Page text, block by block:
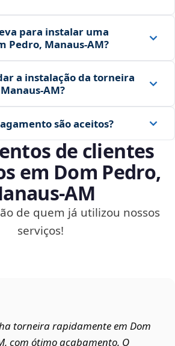
para instalar uma
Pedro, Manaus‑AM?
a instalação da torneira
são aceitos?
de clientes
em Dom Pedro,
de quem já utilizou nossos
serviços!
torneira rapidamente em Dom
com ótimo acabamento. O